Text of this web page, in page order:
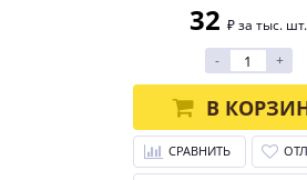
32 ₽ за тыс. шт.
-
+
В
СРАВНИТЬ